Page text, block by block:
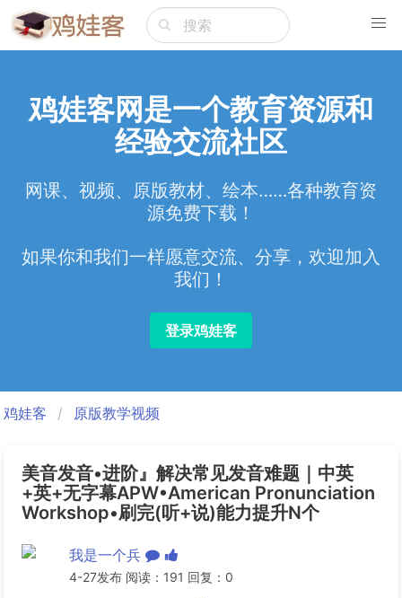
鸡娃客网是一个教育资源和
经验交流社区
网课、视频、原版教材、绘本……各种教育资
源免费下载！
如果你和我们一样愿意交流、分享，欢迎加入
我们！
登录鸡娃客
鸡娃客 原版教学视频
美音发音•进阶』解决常见发音难题｜中英
+英+无字幕APW•American Pronunciation
Workshop•刷完(听+说)能力提升N个
我是一个兵
4-27发布 阅读：191 回复：0